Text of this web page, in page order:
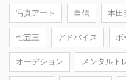
写真アート 自信 本田
七五三 アドバイス ボ
オーデション メンタルト